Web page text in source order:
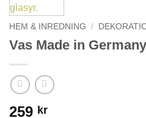
HEM & INREDNING /
Vas Made in Germany
259 kr